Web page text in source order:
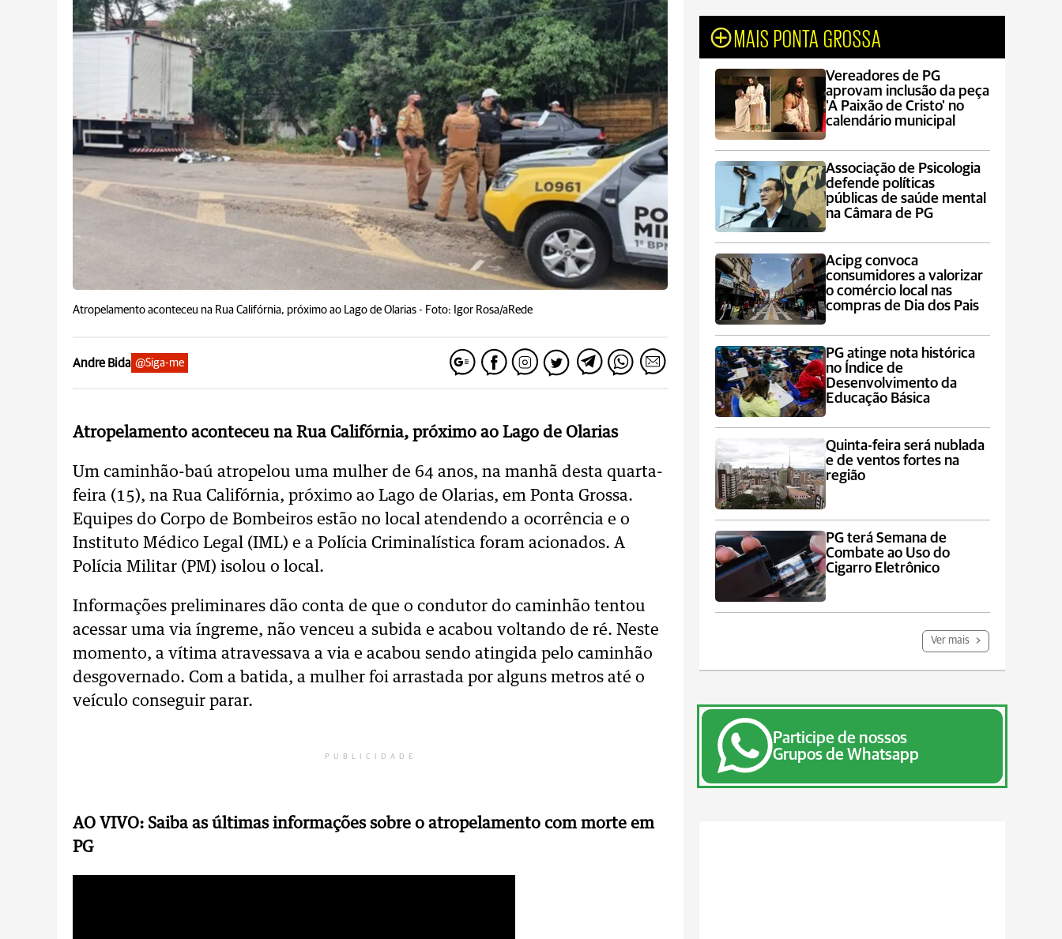
Atropelamento aconteceu na Rua Califórnia, próximo ao Lago de Olarias - Foto: Igor Rosa/aRede
Andre Bida @Siga-me
Atropelamento aconteceu na Rua Califórnia, próximo ao Lago de Olarias
Um caminhão-baú atropelou uma mulher de 64 anos, na manhã desta quarta-
feira (15), na Rua Califórnia, próximo ao Lago de Olarias, em Ponta Grossa.
Equipes do Corpo de Bombeiros estão no local atendendo a ocorrência e o
Instituto Médico Legal (IML) e a Polícia Criminalística foram acionados. A
Polícia Militar (PM) isolou o local.
Informações preliminares dão conta de que o condutor do caminhão tentou
acessar uma via íngreme, não venceu a subida e acabou voltando de ré. Neste
momento, a vítima atravessava a via e acabou sendo atingida pelo caminhão
desgovernado. Com a batida, a mulher foi arrastada por alguns metros até o
veículo conseguir parar.
PUBLICIDADE
AO VIVO: Saiba as últimas informações sobre o atropelamento com morte em
PG
MAIS PONTA GROSSA
Vereadores de PG
aprovam inclusão da peça
'A Paixão de Cristo' no
calendário municipal
Associação de Psicologia
defende políticas
públicas de saúde mental
na Câmara de PG
Acipg convoca
consumidores a valorizar
o comércio local nas
compras de Dia dos Pais
PG atinge nota histórica
no Índice de
Desenvolvimento da
Educação Básica
Quinta-feira será nublada
e de ventos fortes na
região
PG terá Semana de
Combate ao Uso do
Cigarro Eletrônico
Ver mais
Participe de nossos
Grupos de Whatsapp